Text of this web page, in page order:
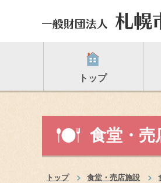
トップ
食堂・売
トップ 食堂・売店施設